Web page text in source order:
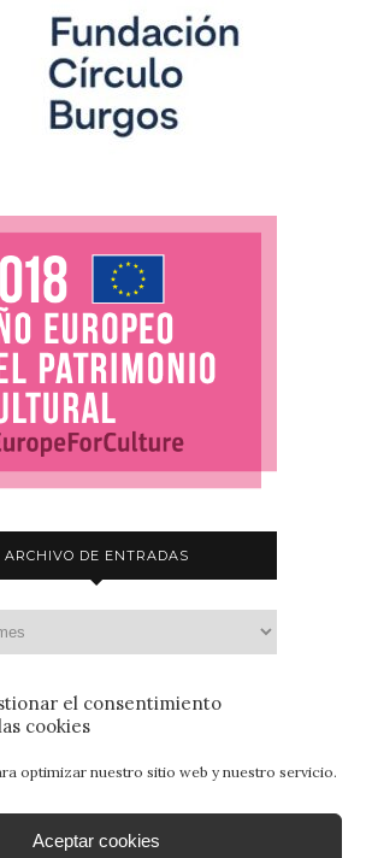
el consentimiento
cookies
optimizar nuestro sitio web y nuestro servicio.
Aceptar cookies
ARCHIVO DE ENTRADAS